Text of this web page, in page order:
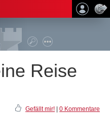
Reise
Gefällt mir! 0 Kommentare